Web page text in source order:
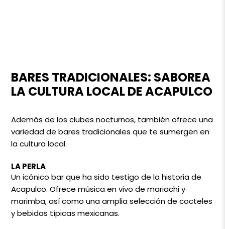
BARES TRADICIONALES: SABOREA
LA CULTURA LOCAL DE ACAPULCO
Además de los clubes nocturnos, también ofrece una
variedad de bares tradicionales que te sumergen en
la cultura local.
LA PERLA
Un icónico bar que ha sido testigo de la historia de
Acapulco. Ofrece música en vivo de mariachi y
marimba, así como una amplia selección de cocteles
y bebidas típicas mexicanas.